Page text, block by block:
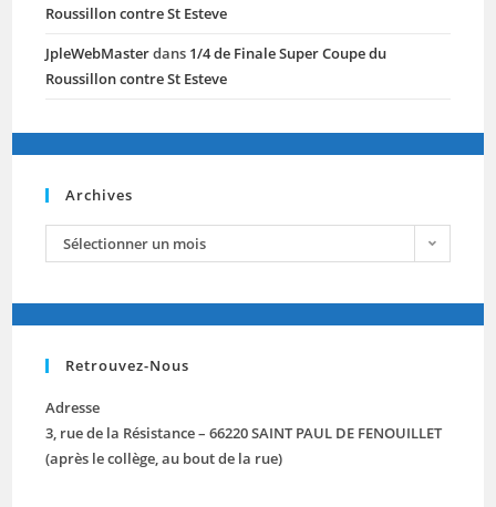
Roussillon contre St Esteve
JpleWebMasterdans 1/4 de Finale Super Coupe du
Roussillon contre St Esteve
Archives
Sélectionner un mois
Retrouvez-Nous
Adresse
3, rue de la Résistance – 66220 SAINT PAUL DE FENOUILLET
(après le collège, au bout de la rue)